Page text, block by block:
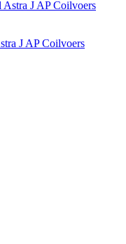
J AP Coilvoers